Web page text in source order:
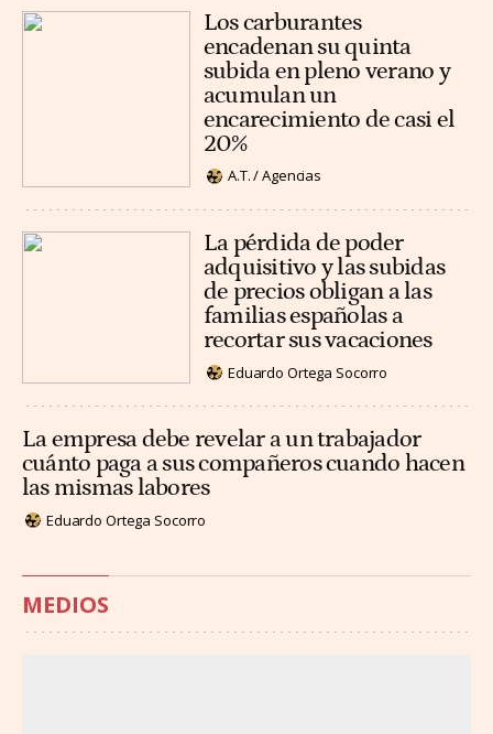
Los carburantes
encadenan su quinta
subida en pleno verano y
acumulan un
encarecimiento de casi el
20%
A.T. / Agencias
La pérdida de poder
adquisitivo y las subidas
de precios obligan a las
familias españolas a
recortar sus vacaciones
Eduardo Ortega Socorro
La empresa debe revelar a un trabajador
cuánto paga a sus compañeros cuando hacen
las mismas labores
Eduardo Ortega Socorro
MEDIOS